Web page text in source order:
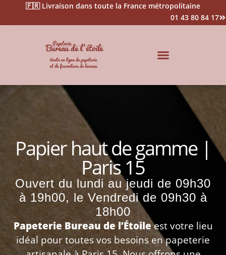
🇫🇷 Livraison dans toute la France métropolitaine
01 43 80 84 17
Papier haut de gamme |
Paris 15
Ouvert du lundi au jeudi de 09h30
à 19h00, le Vendredi de 09h30 à
18h00
Papeterie Bureau de l’Étoileest votre lieu
idéal pour toutes vos besoins en papeterie